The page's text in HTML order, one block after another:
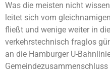
Was die meisten nicht
leitet sich vom
fließt und wenige weiter in
verkehrstechnisch fraglos
an die Hamburger U-